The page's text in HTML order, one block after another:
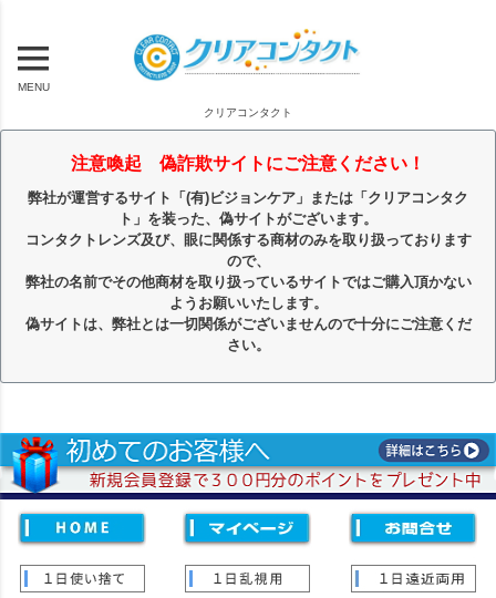
MENU
クリアコンタクト
注意喚起 偽詐欺サイトにご注意ください！
弊社が運営するサイト「(有)ビジョンケア」または「クリアコンタク
ト」を装った、偽サイトがございます。
コンタクトレンズ及び、眼に関係する商材のみを取り扱っております
ので、
弊社の名前でその他商材を取り扱っているサイトではご購入頂かない
ようお願いいたします。
偽サイトは、弊社とは一切関係がございませんので十分にご注意くだ
さい。
価格
〜
並び順